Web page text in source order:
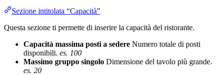
Sezione intitolata “Capacità”
Questa sezione ti permette di inserire la capacità del ristorante.
Capacità massima posti a sedere Numero totale di posti
disponibili. es. 100
Massimo gruppo singolo Dimensione del tavolo più grande.
es. 20